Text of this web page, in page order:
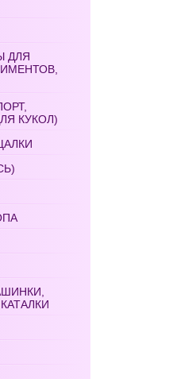
ДЛЯ
КУКОЛ)